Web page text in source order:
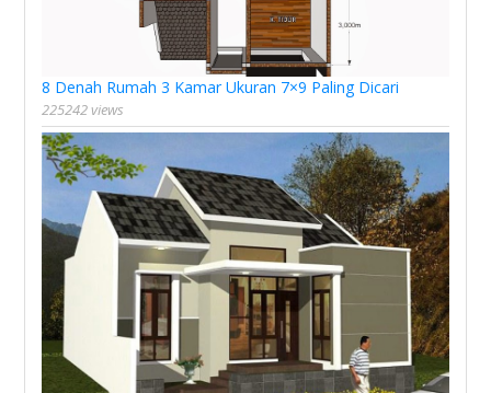
8 Denah Rumah 3 Kamar Ukuran 7×9 Paling Dicari
225242 views